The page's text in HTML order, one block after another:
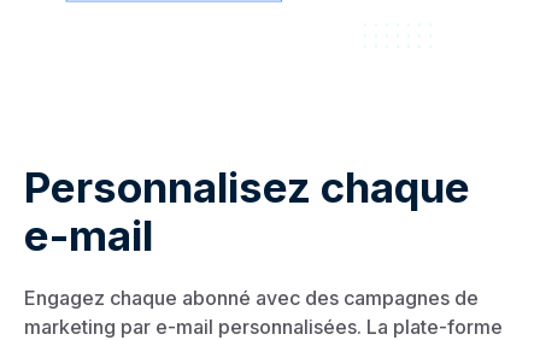
Personnalisez chaque
e-mail
Engagez chaque abonné avec des campagnes de
marketing par e-mail personnalisées. La plate-forme